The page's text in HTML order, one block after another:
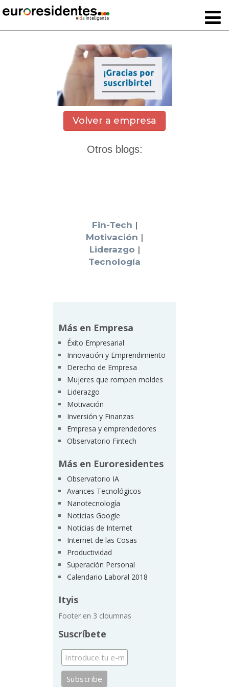
Volver a empresa
Otros blogs:
Fin-Tech |
Motivación |
Liderazgo |
Tecnología
Más en Empresa
Éxito Empresarial
Innovación y Emprendimiento
Derecho de Empresa
Mujeres que rompen moldes
Liderazgo
Motivación
Inversión y Finanzas
Empresa y emprendedores
Observatorio Fintech
Más en Euroresidentes
Observatorio IA
Avances Tecnológicos
Nanotecnología
Noticias Google
Noticias de Internet
Internet de las Cosas
Productividad
Superación Personal
Calendario Laboral 2018
Ityis
Footer en 3 cloumnas
Suscríbete